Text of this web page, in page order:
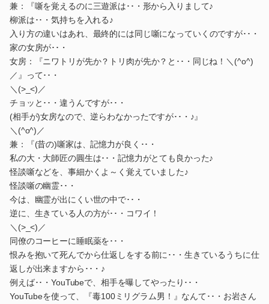
兼：『噺を覚えるのに三遊派は･･・形から入りまして♪
柳派は･･・気持ちを入れる♪
入り方の違いはあれ、最終的には同じ噺になっていくのですが･･・
家の女房が･･・
女房：『ニワトリが先か？トリ肉が先か？と･･・同じね！＼(^o^)
／』って･･・
＼(>_<)／
チョッと･･・違うんですが･･・
(相手が)女房なので、逆らわなかったですが･･・♪』
＼(^o^)／
兼：『(昔の)噺家は、記憶力が良く･･・
私の大・大師匠の圓生は･･・記憶力がとても良かった♪
怪談噺などを、事細かくよ～く覚えていました♪
怪談噺の幽霊･･・
今は、幽霊が出にくい世の中で･･・
逆に、生きている人の方が･･・コワイ！
＼(>_<)／
同僚のコーヒーに睡眠薬を･･・
恨みを抱いて死んでから仕返しをする前に･･・生きているうちに仕
返しが出来ますから･･・♪
例えば･･・YouTubeで、相手を曝してやったり･･・
YouTubeを使って、『毒100ミリグラム男！』なんて･･・お岩さん